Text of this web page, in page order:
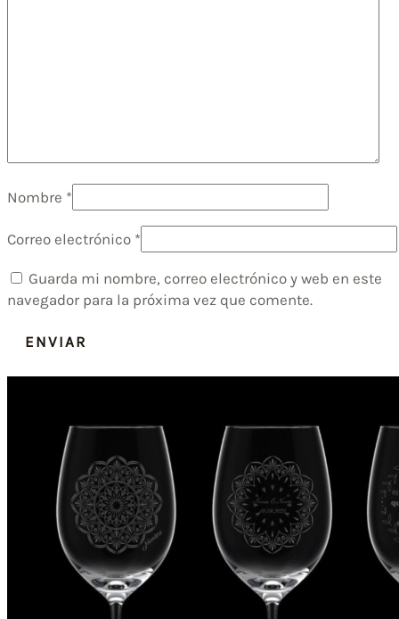
Nombre *
Correo electrónico *
Guarda mi nombre, correo electrónico y web en este
navegador para la próxima vez que comente.